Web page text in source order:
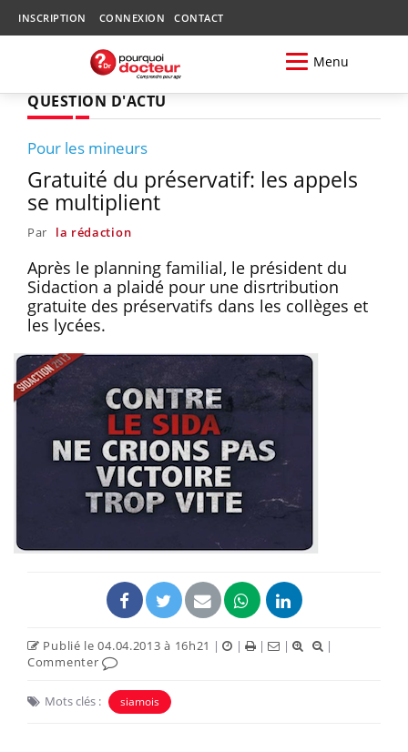
INSCRIPTION CONNEXION CONTACT
Menu
QUESTION D'ACTU
Pour les mineurs
Gratuité du préservatif: les appels
se multiplient
Par la rédaction
Après le planning familial, le président du
Sidaction a plaidé pour une disrtribution
gratuite des préservatifs dans les collèges et
les lycées.
Publié le 04.04.2013 à 16h21 | | | |
|
Commenter
Mots clés : siamois